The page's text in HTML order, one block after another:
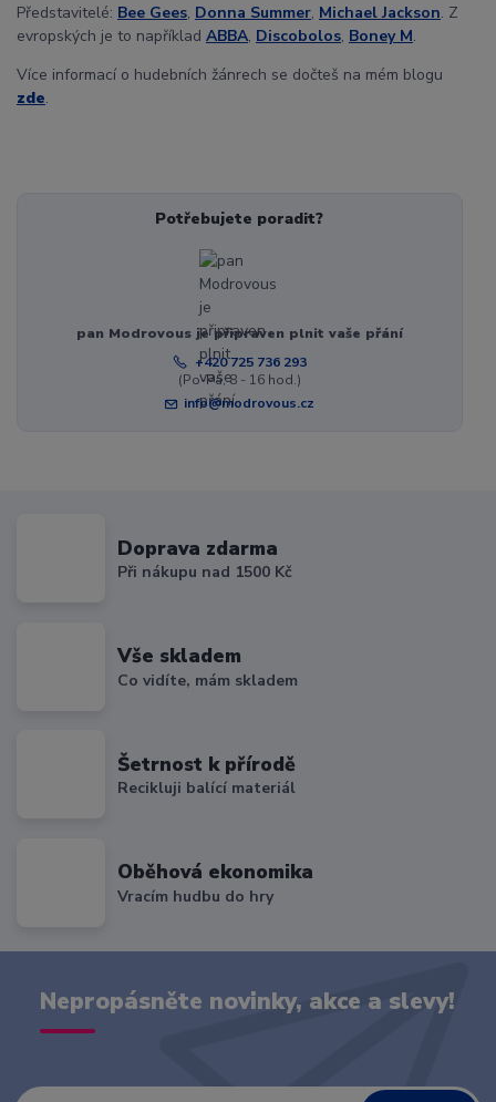
Představitelé: Bee Gees, Donna Summer, Michael Jackson. Z
evropských je to například ABBA, Discobolos, Boney M.
Více informací o hudebních žánrech se dočteš na mém blogu
zde.
Potřebujete poradit?
pan Modrovous je připraven plnit vaše přání
+420 725 736 293
(Po-Pá, 8 - 16 hod.)
info@modrovous.cz
Doprava zdarma
Při nákupu nad 1500 Kč
Vše skladem
Co vidíte, mám skladem
Šetrnost k přírodě
Recikluji balící materiál
Oběhová ekonomika
Vracím hudbu do hry
Nepropásněte novinky, akce a slevy!